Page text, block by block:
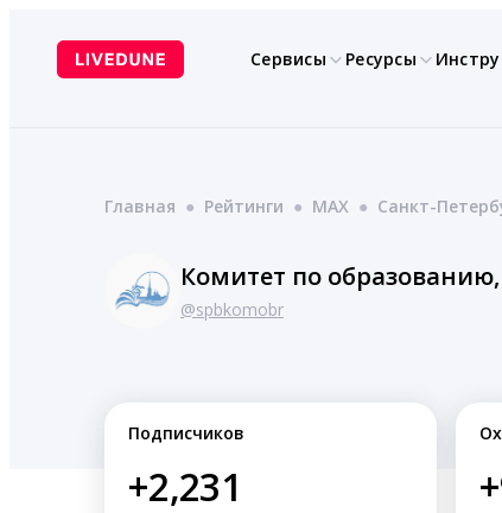
содержимому
Сервисы Ресурсы
Главная ● Рейтинги ● MAX ● Санкт-
Комитет по
@spbkomobr
Подписчиков
+2,231